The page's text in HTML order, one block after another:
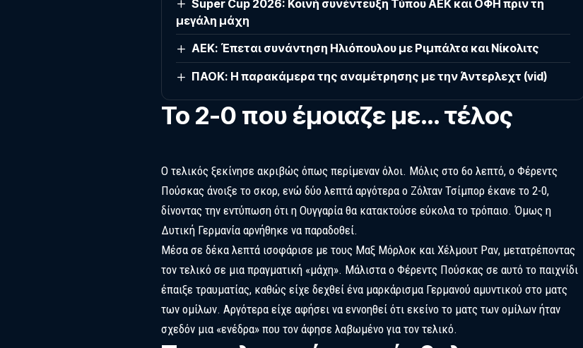
Super Cup 2026: Κοινή συνέντευξη Τύπου ΑΕΚ και ΟΦΗ πριν τη
μεγάλη μάχη
ΑΕΚ: Έπεται συνάντηση Ηλιόπουλου με Ριμπάλτα και Νίκολιτς
ΠΑΟΚ: Η παρακάμερα της αναμέτρησης με την Άντερλεχτ (vid)
Το 2-0 που έμοιαζε με… τέλος
Ο τελικός ξεκίνησε ακριβώς όπως περίμεναν όλοι. Μόλις στο 6ο λεπτό, ο Φέρεντς
Πούσκας άνοιξε το σκορ, ενώ δύο λεπτά αργότερα ο Ζόλταν Τσίμπορ έκανε το 2-0,
δίνοντας την εντύπωση ότι η Ουγγαρία θα κατακτούσε εύκολα το τρόπαιο. Όμως η
Δυτική Γερμανία αρνήθηκε να παραδοθεί.
Μέσα σε δέκα λεπτά ισοφάρισε με τους Μαξ Μόρλοκ και Χέλμουτ Ραν, μετατρέποντας
τον τελικό σε μια πραγματική «μάχη». Μάλιστα ο Φέρεντς Πούσκας σε αυτό το παιχνίδι
έπαιξε τραυματίας, καθώς είχε δεχθεί ένα μαρκάρισμα Γερμανού αμυντικού στο ματς
των ομίλων. Αργότερα είχε αφήσει να εννοηθεί ότι εκείνο το ματς των ομίλων ήταν
σχεδόν μια «ενέδρα» που τον άφησε λαβωμένο για τον τελικό.